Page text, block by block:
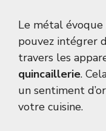
Le métal
pouvez intégrer
travers les
quincaillerie.
un sentiment
votre cuisine.